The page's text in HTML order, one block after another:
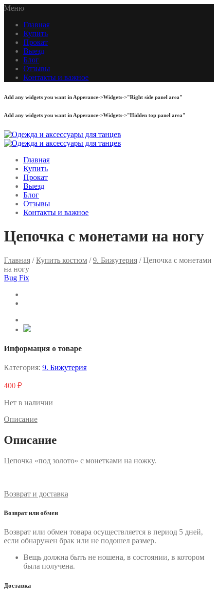
Меню
Главная
Купить
Прокат
Выезд
Блог
Отзывы
Контакты и важное
Add any widgets you want in Apperance->Widgets->"Right side panel area"
Add any widgets you want in Apperance->Widgets->"Hidden top panel area"
Главная
Купить
Прокат
Выезд
Блог
Отзывы
Контакты и важное
Цепочка с монетами на ногу
Главная /Купить костюм /9. Бижутерия / Цепочка с монетами
на ногу
Bug Fix
Информация о товаре
Категория: 9. Бижутерия
400 ₽
Нет в наличии
Описание
Описание
Цепочка «под золото» с монетками на ножку.
Возврат и доставка
Возврат или обмен
Возврат или обмен товара осуществляется в период 5 дней,
если обнаружен брак или не подошел размер.
Вещь должна быть не ношена, в состоянии, в котором
была получена.
Доставка